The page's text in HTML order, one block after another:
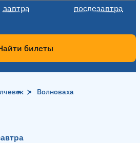
завтра послезавтра
билеты
Волноваха